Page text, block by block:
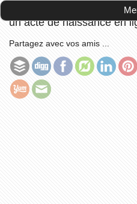
avis
un acte de naissance en
Partagez avec vos amis ...